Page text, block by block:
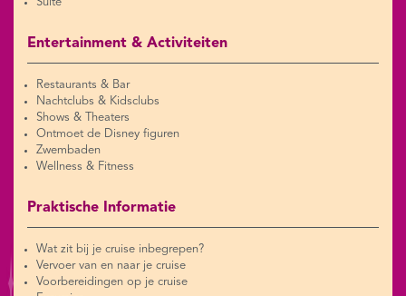
Entertainment & Activiteiten
Restaurants & Bar
Nachtclubs & Kidsclubs
Shows & Theaters
Ontmoet de Disney figuren
Zwembaden
Wellness & Fitness
Praktische Informatie
Wat zit bij je cruise inbegrepen?
Vervoer van en naar je cruise
Voorbereidingen op je cruise